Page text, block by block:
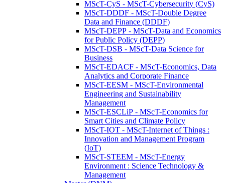
MScT-CyS - MScT-Cybersecurity (CyS)
MScT-DDDF - MScT-Double Degree
Data and Finance (DDDF)
MScT-DEPP - MScT-Data and Economics
for Public Policy (DEPP)
MScT-DSB - MScT-Data Science for
Business
MScT-EDACF - MScT-Economics, Data
Analytics and Corporate Finance
MScT-EESM - MScT-Environmental
Engineering and Sustainability
Management
MScT-ESCLiP - MScT-Economics for
Smart Cities and Climate Policy
MScT-IOT - MScT-Internet of Things :
Innovation and Management Program
(IoT)
MScT-STEEM - MScT-Energy
Environment : Science Technology &
Management